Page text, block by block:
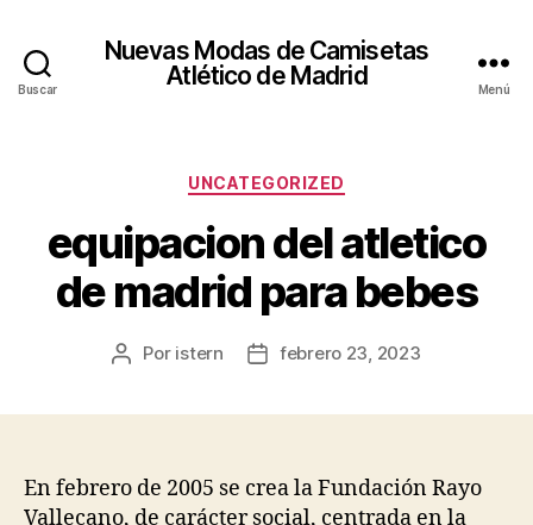
Buscar
Nuevas Modas de Camisetas
Atlético de Madrid
Menú
Categorías
UNCATEGORIZED
equipacion del atletico
de madrid para bebes
Autor
Por istern
Fechafebrero 23, 2023
En febrero de 2005 se crea la Fundación Rayo
Vallecano, de carácter social, centrada en la